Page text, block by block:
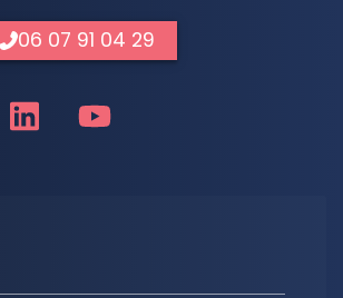
06 07 91 04 29